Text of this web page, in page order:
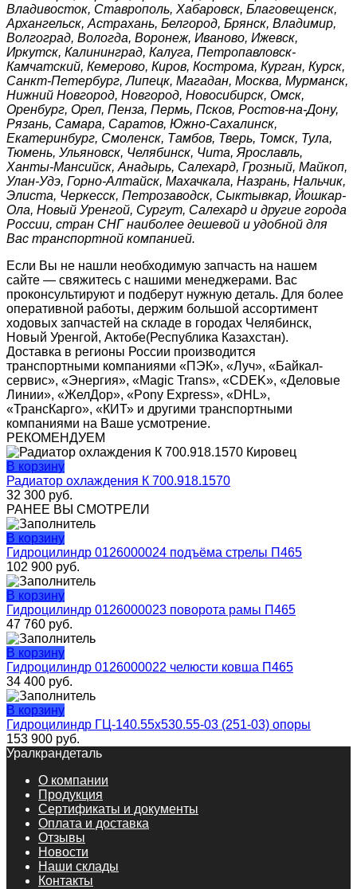
Владивосток, Ставрополь, Хабаровск, Благовещенск,
Архангельск, Астрахань, Белгород, Брянск, Владимир,
Волгоград, Вологда, Воронеж, Иваново, Ижевск,
Иркутск, Калининград, Калуга, Петропавловск-
Камчатский, Кемерово, Киров, Кострома, Курган, Курск,
Санкт-Петербург, Липецк, Магадан, Москва, Мурманск,
Нижний Новгород, Новгород, Новосибирск, Омск,
Оренбург, Орел, Пенза, Пермь, Псков, Ростов-на-Дону,
Рязань, Самара, Саратов, Южно-Сахалинск,
Екатеринбург, Смоленск, Тамбов, Тверь, Томск, Тула,
Тюмень, Ульяновск, Челябинск, Чита, Ярославль,
Ханты-Мансийск, Анадырь, Салехард, Грозный, Майкоп,
Улан-Удэ, Горно-Алтайск, Махачкала, Назрань, Нальчик,
Элиста, Черкесск, Петрозаводск, Сыктывкар, Йошкар-
Ола, Новый Уренгой, Сургут, Салехард и другие города
России, стран СНГ наиболее дешевой и удобной для
Вас транспортной компанией.
Если Вы не нашли необходимую запчасть на нашем
сайте — свяжитесь с нашими менеджерами. Вас
проконсультируют и подберут нужную деталь. Для более
оперативной работы, держим большой ассортимент
ходовых запчастей на складе в городах Челябинск,
Новый Уренгой, Актобе(Республика Казахстан).
Доставка в регионы России производится
транспортными компаниями «ПЭК», «Луч», «Байкал-
сервис», «Энергия», «Magic Trans», «CDEK», «Деловые
Линии», «ЖелДор», «Pony Express», «DHL»,
«ТрансКарго», «КИТ» и другими транспортными
компаниями на Ваше усмотрение.
РЕКОМЕНДУЕМ
В корзину
Радиатор охлаждения К 700.918.1570
32 300 руб.
РАНЕЕ ВЫ СМОТРЕЛИ
В корзину
Гидроцилиндр 0126000024 подъёма стрелы П465
102 900 руб.
В корзину
Гидроцилиндр 0126000023 поворота рамы П465
47 760 руб.
В корзину
Гидроцилиндр 0126000022 челюсти ковша П465
34 400 руб.
В корзину
Гидроцилиндр ГЦ-140.55х530.55-03 (251-03) опоры
153 900 руб.
Уралкрандеталь
О компании
Продукция
Сертификаты и документы
Оплата и доставка
Отзывы
Новости
Наши склады
Контакты